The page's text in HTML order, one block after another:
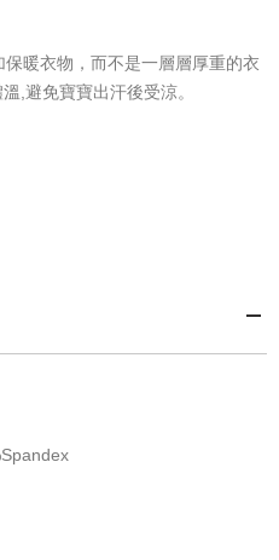
暖衣物，而不是一層層厚重的衣
,避免寶寶出汗後受涼。